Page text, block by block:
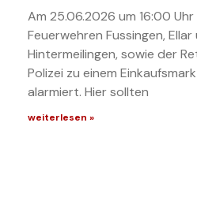
Am 25.06.2026 um 16:00
Feuerwehren Fussingen, Ellar
Hintermeilingen, sowie der
Polizei zu einem
alarmiert. Hier sollten
weiterlesen »